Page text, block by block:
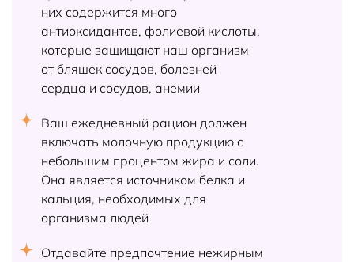
них содержится много
антиоксидантов, фолиевой кислоты,
которые защищают наш организм
от бляшек сосудов, болезней
сердца и сосудов, анемии
Ваш ежедневный рацион должен
включать молочную продукцию с
небольшим процентом жира и соли.
Она является источником белка и
кальция, необходимых для
организма людей
Отдавайте предпочтение нежирным